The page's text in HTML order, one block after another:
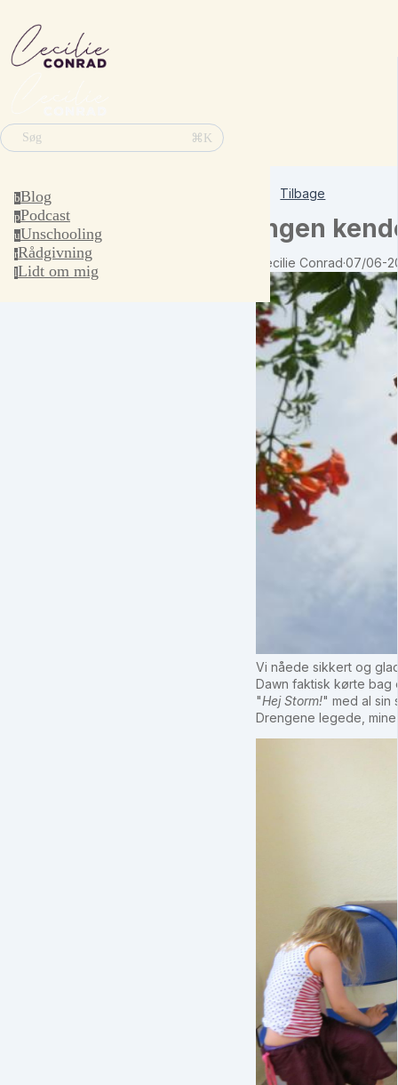
Søg ⌘K
bBlog
pPodcast
uUnschooling
rRådgivning
lLidt om mig
Tilbage
Ingen
Cecilie Conrad·07/06-
Vi nåede sikkert og
Dawn faktisk kørte bag
"Hej Storm!" med al sin
Drengene legede,